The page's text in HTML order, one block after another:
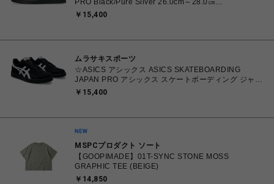
PRO Black/Pure Silver 26.0cm～28.0㎝
1203B205.001 4573690068224 メンズ スニーカー
￥15,400
ムラサキスポーツ
☆ASICS アシックス ASICS SKATEBOARDING
JAPAN PRO アシックス スケートボーディング ジャパ
ンプロ Black/White 26.0㎝～28.5㎝
￥15,400
MSPCプロダクト ソート
【GOOPIMADE】01T-SYNC STONE MOSS
GRAPHIC TEE (BEIGE)
￥14,850